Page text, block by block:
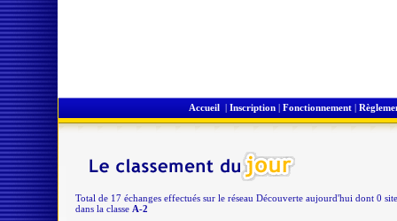
Accueil | Inscription | Fonctionnement |
Total de 17 échanges effectués sur le réseau Découverte aujourd'hui dont 0
dans la classe A-2